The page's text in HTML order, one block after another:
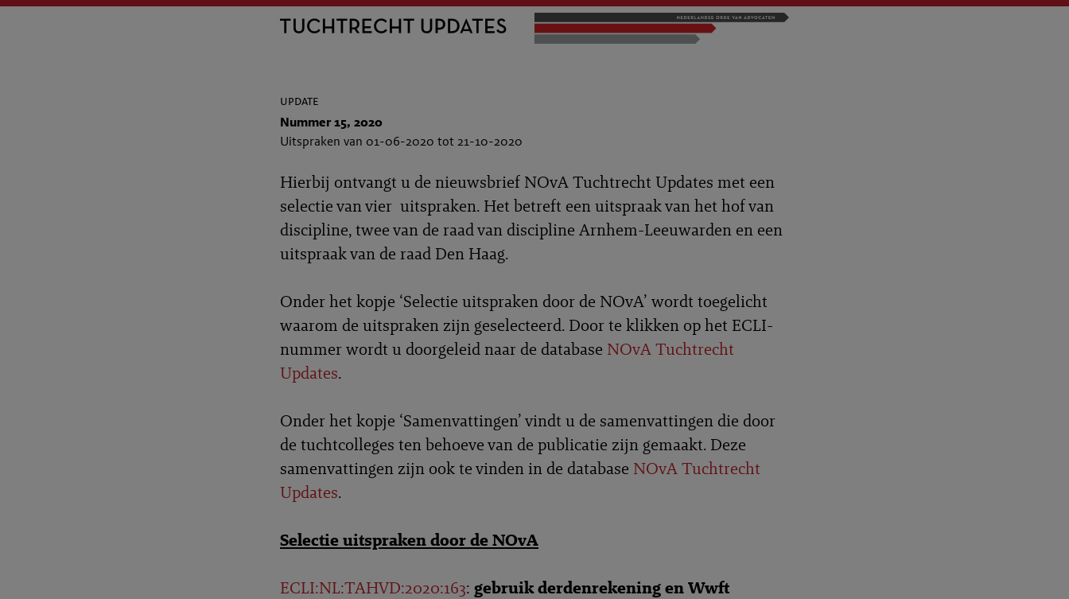
update
Nummer 15, 2020
Uitspraken van 01-06-2020 tot 21-10-2020
Hierbij ontvangt u de nieuwsbrief NOvA Tuchtrecht Updates met een
selectie van vier uitspraken. Het betreft een uitspraak van het hof van
discipline, twee van de raad van discipline Arnhem-Leeuwarden en een
uitspraak van de raad Den Haag.
Onder het kopje ‘Selectie uitspraken door de NOvA’ wordt toegelicht
waarom de uitspraken zijn geselecteerd. Door te klikken op het ECLI-
nummer wordt u doorgeleid naar de database NOvA Tuchtrecht
Updates.
Onder het kopje ‘Samenvattingen’ vindt u de samenvattingen die door
de tuchtcolleges ten behoeve van de publicatie zijn gemaakt. Deze
samenvattingen zijn ook te vinden in de database NOvA Tuchtrecht
Updates.
Selectie uitspraken door de NOvA
ECLI:NL:TAHVD:2020:163: gebruik derdenrekening en Wwft